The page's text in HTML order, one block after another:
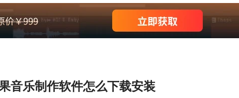
音乐制作软件怎么下载安装